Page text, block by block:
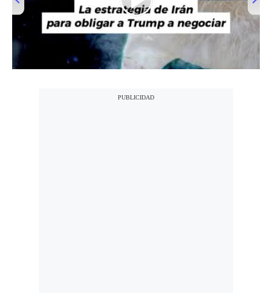
Gestión TV
Videos
Fotogalerías 00:00/ 01:02